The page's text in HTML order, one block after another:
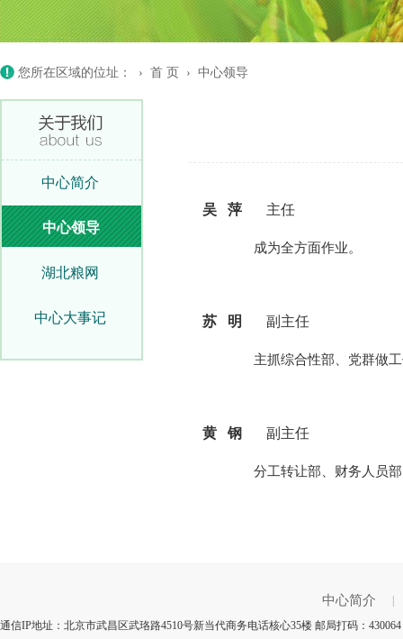
您所在区域的位址： › 首 页 › 中心领导
中心简介
中心领导
湖北粮网
中心大事记
吴 萍 主任
成为全方面作业。
苏 明 副主任
主抓综合性部、党群做工作
黄 钢 副主任
分工转让部、财务人员部
中心简介
通信IP地址：北京市武昌区武珞路4510号新当代商务电话核心35楼 邮局打码：